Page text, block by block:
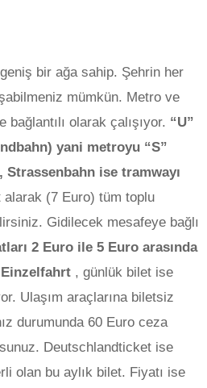
bir ağa sahip. Şehrin her
mümkün. Metro ve
olarak çalışıyor. “U”
yani metroyu “S”
ise tramwayı
alarak (7 Euro) tüm toplu
Gidilecek mesafeye bağlı
2 Euro ile 5 Euro arasında
Einzelfahrt , günlük bilet ise
Ulaşım araçlarına biletsiz
durumunda 60 Euro ceza
Deutschlandticket ise
olan bu aylık bilet. Fiyatı ise